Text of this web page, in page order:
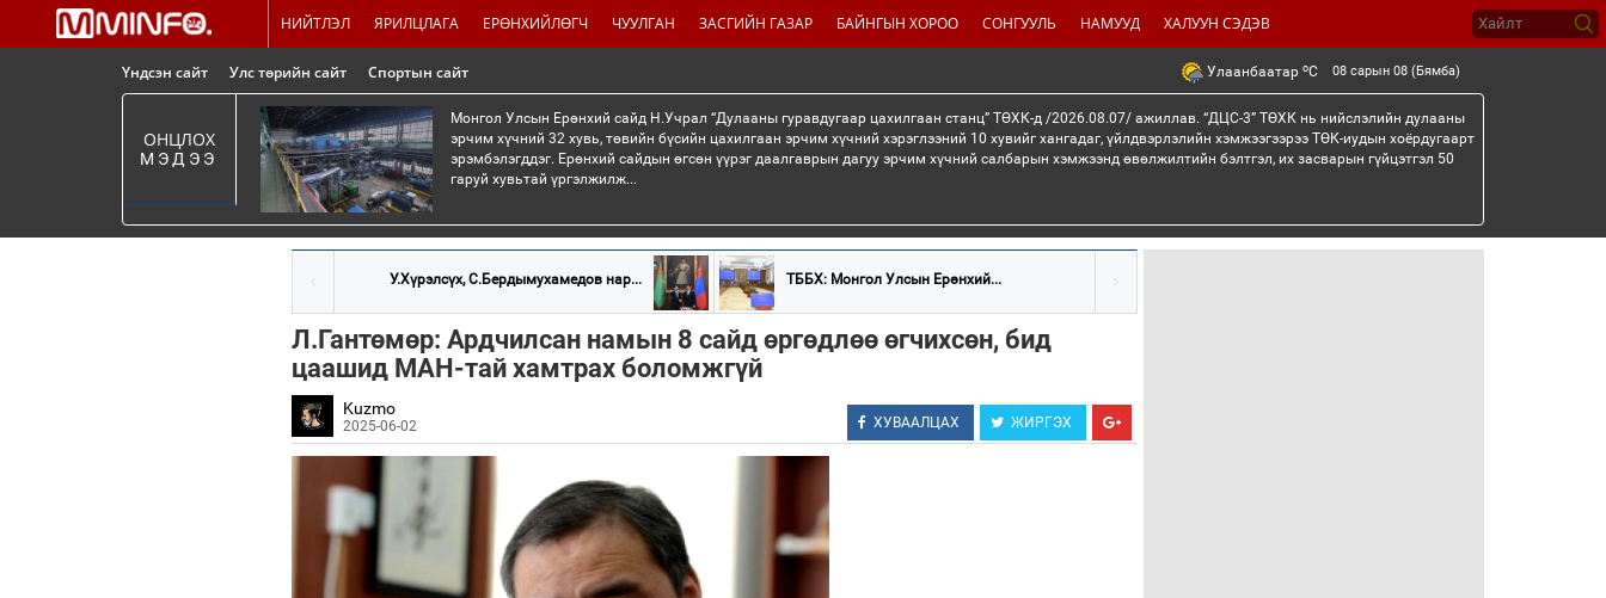
НИЙТЛЭЛ ЯРИЛЦЛАГА ЕРӨНХИЙЛӨГЧ ЧУУЛГАН ЗАСГИЙН ГАЗАР БАЙНГЫН ХОРОО СОНГУУЛЬ НАМУУД ХАЛУУН СЭДЭВ
Үндсэн сайт Улс төрийн сайт Спортын сайт Улаанбаатар oC 08 сарын 08 (Бямба)
ОНЦЛОХ
МЭДЭЭ
Монгол Улсын Ерөнхий сайд Н.Учрал “Дулааны гуравдугаар цахилгаан станц” ТӨХК-д /2026.08.07/ ажиллав. “ДЦС-3” ТӨХК нь нийслэлийн дулааны
эрчим хүчний 32 хувь, төвийн бүсийн цахилгаан эрчим хүчний хэрэглээний 10 хувийг хангадаг, үйлдвэрлэлийн хэмжээгээрээ ТӨК-иудын хоёрдугаарт
эрэмбэлэгддэг. Ерөнхий сайдын өгсөн үүрэг даалгаврын дагуу эрчим хүчний салбарын хэмжээнд өвөлжилтийн бэлтгэл, их засварын гүйцэтгэл 50
гаруй хувьтай үргэлжилж...
У.Хүрэлсүх, С.Бердымухамедов нар... ТББХ: Монгол Улсын Ерөнхий...
Л.Гантөмөр: Ардчилсан намын 8 сайд өргөдлөө өгчихсөн, бид
цаашид МАН-тай хамтрах боломжгүй
Kuzmo
2025-06-02 ХУВААЛЦАХ ЖИРГЭХ